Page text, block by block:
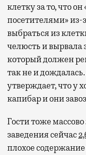
клетку за то, что он
посетителями» из-
выбраться из
челюсть и
который должен
так не и
утверждает, что у
капибар и они
Гости тоже
заведения сейчас
плохое